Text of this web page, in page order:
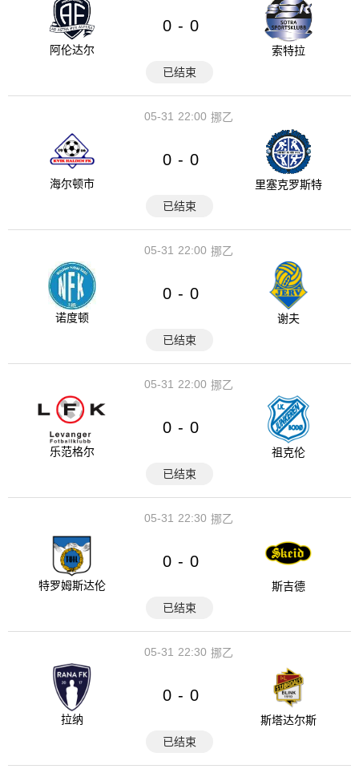
阿伦达尔
0 - 0
索特拉
已结束
22:00
05-31 挪乙
海尔顿市
0 - 0
里塞克罗斯特
已结束
22:00
05-31 挪乙
诺度顿
0 - 0
谢夫
已结束
22:00
05-31 挪乙
乐范格尔
0 - 0
祖克伦
已结束
22:30
05-31 挪乙
特罗姆斯达伦
0 - 0
斯吉德
已结束
22:30
05-31 挪乙
拉纳
0 - 0
斯塔达尔斯
已结束